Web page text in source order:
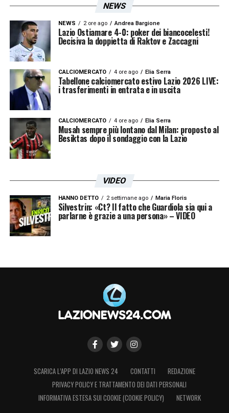
NEWS
NEWS 2 ore ago Andrea Bargione
Lazio Ostiamare 4-0: poker dei biancocelesti!
Decisiva la doppietta di Raktov e Zaccagni
CALCIOMERCATO 4 ore ago Elia Serra
Tabellone calciomercato estivo Lazio 2026 LIVE:
i trasferimenti in entrata e in uscita
CALCIOMERCATO 4 ore ago Elia Serra
Musah sempre più lontano dal Milan: proposto al
Besiktas dopo il sondaggio con la Lazio
VIDEO
HANNO DETTO 2 settimane ago Maria Floris
Silvestrin: «Ct? Il fatto che Guardiola sia qui a
parlarne è grazie a una persona» – VIDEO
SCARICA L’APP DI LAZIO NEWS 24 CONTATTI
REDAZIONE
PRIVACY POLICY E TRATTAMENTO DEI DATI PERSONALI
INFORMATIVA ESTESA SUI COOKIE (COOKIE POLICY)
NETWORK